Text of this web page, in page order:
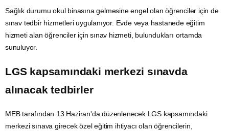
Sağlık durumu okul binasına gelmesine engel olan öğrenciler için de
sınav tedbir hizmetleri uygulanıyor. Evde veya hastanede eğitim
hizmeti alan öğrenciler için sınav hizmeti, bulundukları ortamda
sunuluyor.
LGSkapsamındaki merkezi sınavda
alınacak tedbirler
MEB tarafından 13 Haziran'da düzenlenecek LGS kapsamındaki
merkezi sınava girecek özel eğitim ihtiyacı olan öğrencilerin,